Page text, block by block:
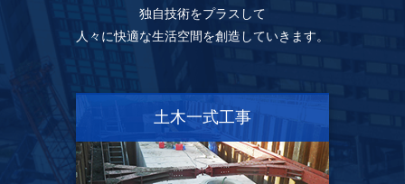
独自技術をプラスして
人々に快適な生活空間を創造していきます。
土木一式工事